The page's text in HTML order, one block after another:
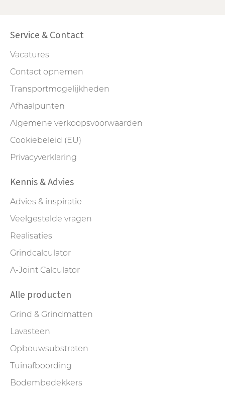
Service & Contact
Vacatures
Contact opnemen
Transportmogelijkheden
Afhaalpunten
Algemene verkoopsvoorwaarden
Cookiebeleid (EU)
Privacyverklaring
Kennis & Advies
Advies & inspiratie
Veelgestelde vragen
Realisaties
Grindcalculator
A-Joint Calculator
Alle producten
Grind & Grindmatten
Lavasteen
Opbouwsubstraten
Tuinafboording
Bodembedekkers